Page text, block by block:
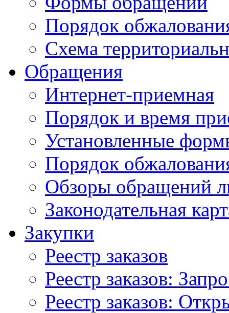
Порядок
Схема
Обращения
Интернет-приемная
Порядок и время
Установленные
Порядок
Обзоры обращений
Законодательная
Закупки
Реестр заказов
Реестр заказов:
Реестр заказов: